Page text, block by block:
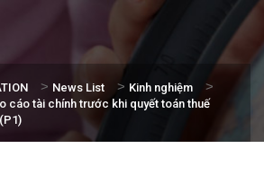
> News List > Kinh nghiệm >
cáo tài chính trước khi quyết toán thuế